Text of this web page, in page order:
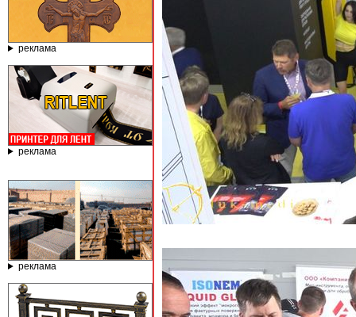
реклама
реклама
реклама